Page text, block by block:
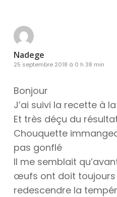
Nadege
25 septembre 2018 à 0 h 38 min
Bonjour
J’ai suivi la recette à
Et très déçu du
Chouquette
pas gonflé
Il me semblait
œufs ont doit toujours
redescendre la